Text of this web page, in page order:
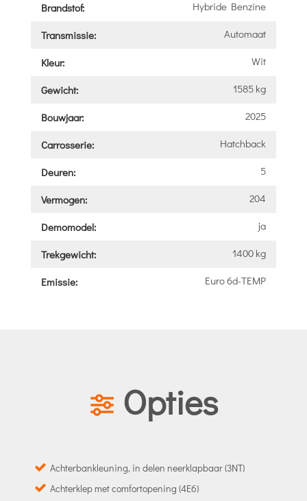
Brandstof: Hybride Benzine
Transmissie: Automaat
Kleur: Wit
Gewicht: 1585 kg
Bouwjaar: 2025
Carrosserie: Hatchback
Deuren: 5
Vermogen: 204
Demomodel: ja
Trekgewicht: 1400 kg
Emissie: Euro 6d-TEMP
Opties
Achterbankleuning, in delen neerklapbaar (3NT)
Achterklep met comfortopening (4E6)